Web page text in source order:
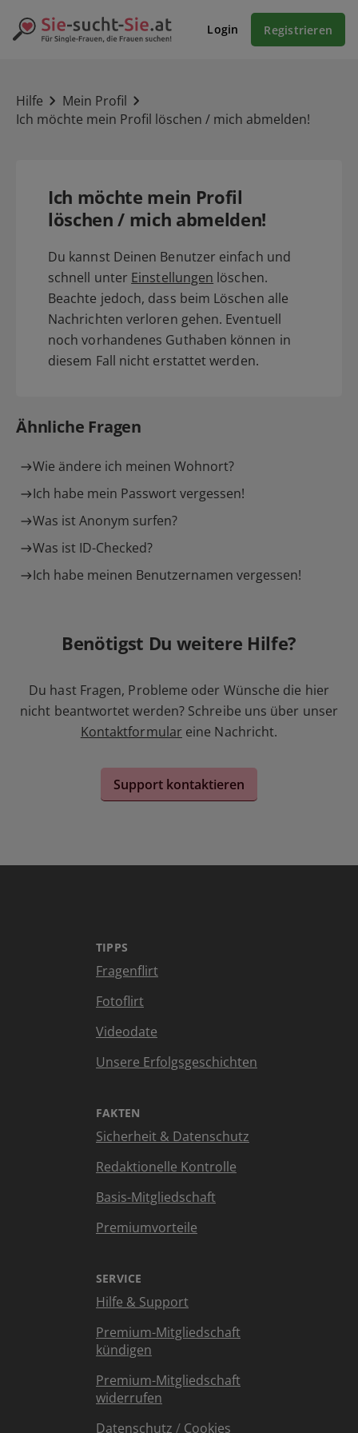
Login Registrieren
Hilfe
Mein Profil
Ich möchte mein Profil löschen / mich abmelden!
Ich möchte mein Profil
löschen / mich abmelden!
Du kannst Deinen Benutzer einfach und
schnell unter Einstellungen löschen.
Beachte jedoch, dass beim Löschen alle
Nachrichten verloren gehen. Eventuell
noch vorhandenes Guthaben können in
diesem Fall nicht erstattet werden.
Ähnliche Fragen
Wie ändere ich meinen Wohnort?
Ich habe mein Passwort vergessen!
Was ist Anonym surfen?
Was ist ID-Checked?
Ich habe meinen Benutzernamen vergessen!
Benötigst Du weitere Hilfe?
Du hast Fragen, Probleme oder Wünsche die hier
nicht beantwortet werden? Schreibe uns über unser
Kontaktformular eine Nachricht.
Support kontaktieren
TIPPS
Fragenflirt
Fotoflirt
Videodate
Unsere Erfolgsgeschichten
FAKTEN
Sicherheit & Datenschutz
Redaktionelle Kontrolle
Basis-Mitgliedschaft
Premiumvorteile
SERVICE
Hilfe & Support
Premium-Mitgliedschaft
kündigen
Premium-Mitgliedschaft
widerrufen
Datenschutz / Cookies